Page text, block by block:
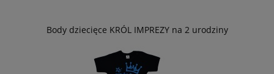
Body dziecięce KRÓL IMPREZY na 2 urodziny